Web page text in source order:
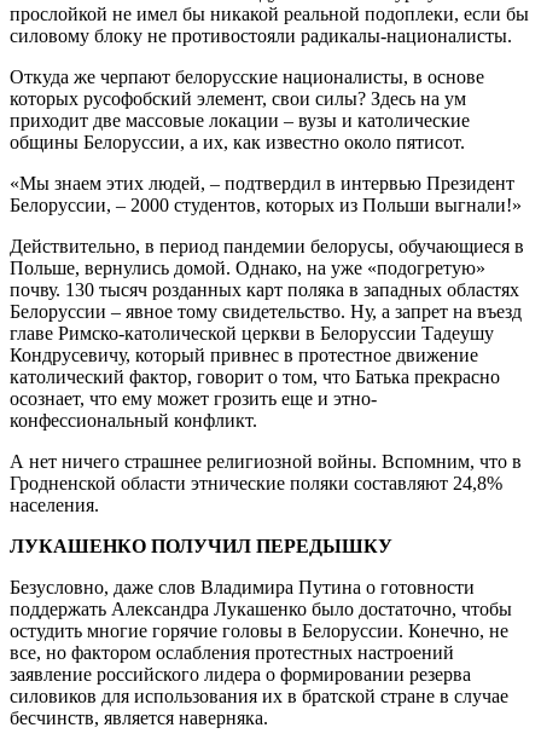
прослойкой не имел бы никакой реальной подоплеки, если бы
силовому блоку не противостояли радикалы-националисты.
Откуда же черпают белорусские националисты, в основе
которых русофобский элемент, свои силы? Здесь на ум
приходит две массовые локации – вузы и католические
общины Белоруссии, а их, как известно около пятисот.
«Мы знаем этих людей, – подтвердил в интервью Президент
Белоруссии, – 2000 студентов, которых из Польши выгнали!»
Действительно, в период пандемии белорусы, обучающиеся в
Польше, вернулись домой. Однако, на уже «подогретую»
почву. 130 тысяч розданных карт поляка в западных областях
Белоруссии – явное тому свидетельство. Ну, а запрет на въезд
главе Римско-католической церкви в Белоруссии Тадеушу
Кондрусевичу, который привнес в протестное движение
католический фактор, говорит о том, что Батька прекрасно
осознает, что ему может грозить еще и этно-
конфессиональный конфликт.
А нет ничего страшнее религиозной войны. Вспомним, что в
Гродненской области этнические поляки составляют 24,8%
населения.
ЛУКАШЕНКО ПОЛУЧИЛ ПЕРЕДЫШКУ
Безусловно, даже слов Владимира Путина о готовности
поддержать Александра Лукашенко было достаточно, чтобы
остудить многие горячие головы в Белоруссии. Конечно, не
все, но фактором ослабления протестных настроений
заявление российского лидера о формировании резерва
силовиков для использования их в братской стране в случае
бесчинств, является наверняка.